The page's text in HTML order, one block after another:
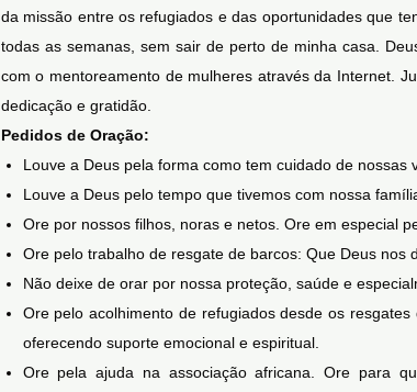
da missão entre os refugiados e das oportunidades que
todas as semanas, sem sair de perto de minha casa.
com o mentoreamento de mulheres através da Internet.
dedicação e gratidão.
Pedidos de Oração:
Louve a Deus pela forma como tem cuidado de nossas
Louve a Deus pelo tempo que tivemos com nossa
Ore por nossos filhos, noras e netos. Ore em especial
Ore pelo trabalho de resgate de barcos: Que Deus
Não deixe de orar por nossa proteção, saúde e
Ore pelo acolhimento de refugiados desde os
oferecendo suporte emocional e espiritual.
Ore pela ajuda na associação africana. Ore para